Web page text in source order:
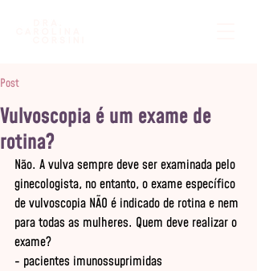
Post
Vulvoscopia é um exame de
rotina?
Não. A vulva sempre deve ser examinada pelo
ginecologista, no entanto, o exame específico
de vulvoscopia NÃO é indicado de rotina e nem
para todas as mulheres. Quem deve realizar o
exame?
- pacientes imunossuprimidas